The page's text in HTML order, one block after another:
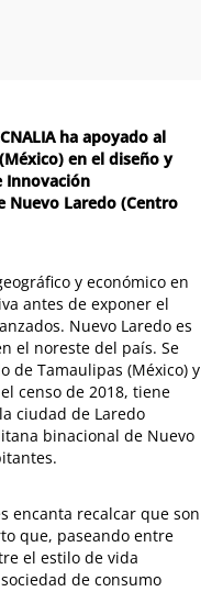
ha apoyado al
en el diseño y
Innovación
Nuevo Laredo (Centro
y económico en
antes de exponer el
Nuevo Laredo es
el noreste del país. Se
de Tamaulipas (México) y
censo de 2018, tiene
ciudad de Laredo
binacional de Nuevo
encanta recalcar que son
que, paseando entre
el estilo de vida
de consumo